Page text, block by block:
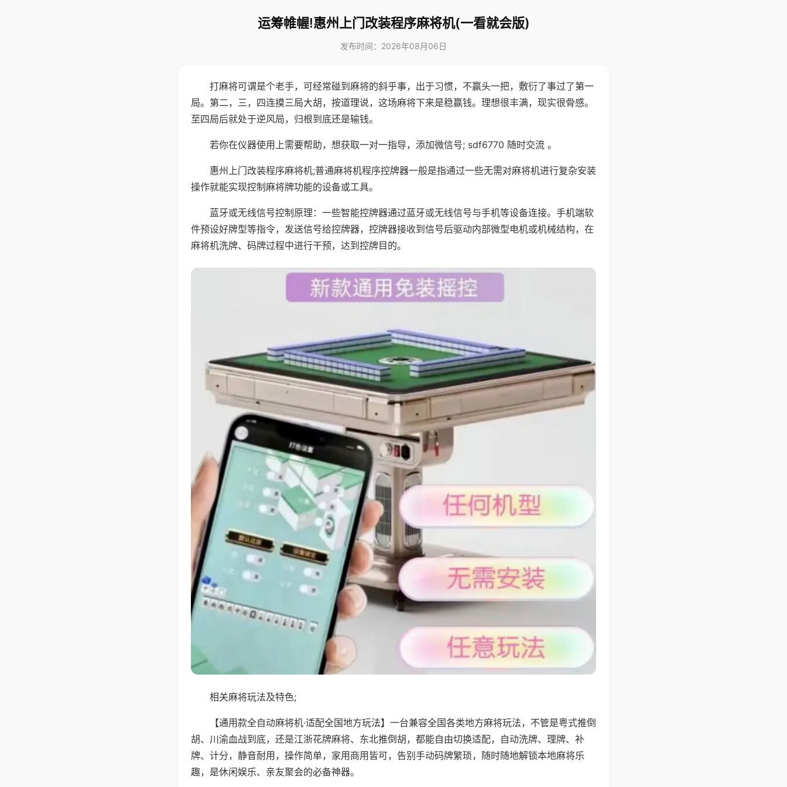
运筹帷幄!惠州上门改装程序麻将机(一看就会版)
发布时间：2026年08月06日
打麻将可谓是个老手，可经常碰到麻将的斜乎事，出于习惯，不赢头一把，敷衍了事过了第一
局。第二，三，四连摸三局大胡，按道理说，这场麻将下来是稳赢钱。理想很丰满，现实很骨感。
至四局后就处于逆风局，归根到底还是输钱。
若你在仪器使用上需要帮助，想获取一对一指导，添加微信号; sdf6770 随时交流 。
惠州上门改装程序麻将机;普通麻将机程序控牌器一般是指通过一些无需对麻将机进行复杂安装
操作就能实现控制麻将牌功能的设备或工具。
蓝牙或无线信号控制原理：一些智能控牌器通过蓝牙或无线信号与手机等设备连接。手机端软
件预设好牌型等指令，发送信号给控牌器，控牌器接收到信号后驱动内部微型电机或机械结构，在
麻将机洗牌、码牌过程中进行干预，达到控牌目的。
相关麻将玩法及特色;
【通用款全自动麻将机·适配全国地方玩法】一台兼容全国各类地方麻将玩法，不管是粤式推倒
胡、川渝血战到底，还是江浙花牌麻将、东北推倒胡，都能自由切换适配，自动洗牌、理牌、补
牌、计分，静音耐用，操作简单，家用商用皆可，告别手动码牌繁琐，随时随地解锁本地麻将乐
趣，是休闲娱乐、亲友聚会的必备神器。